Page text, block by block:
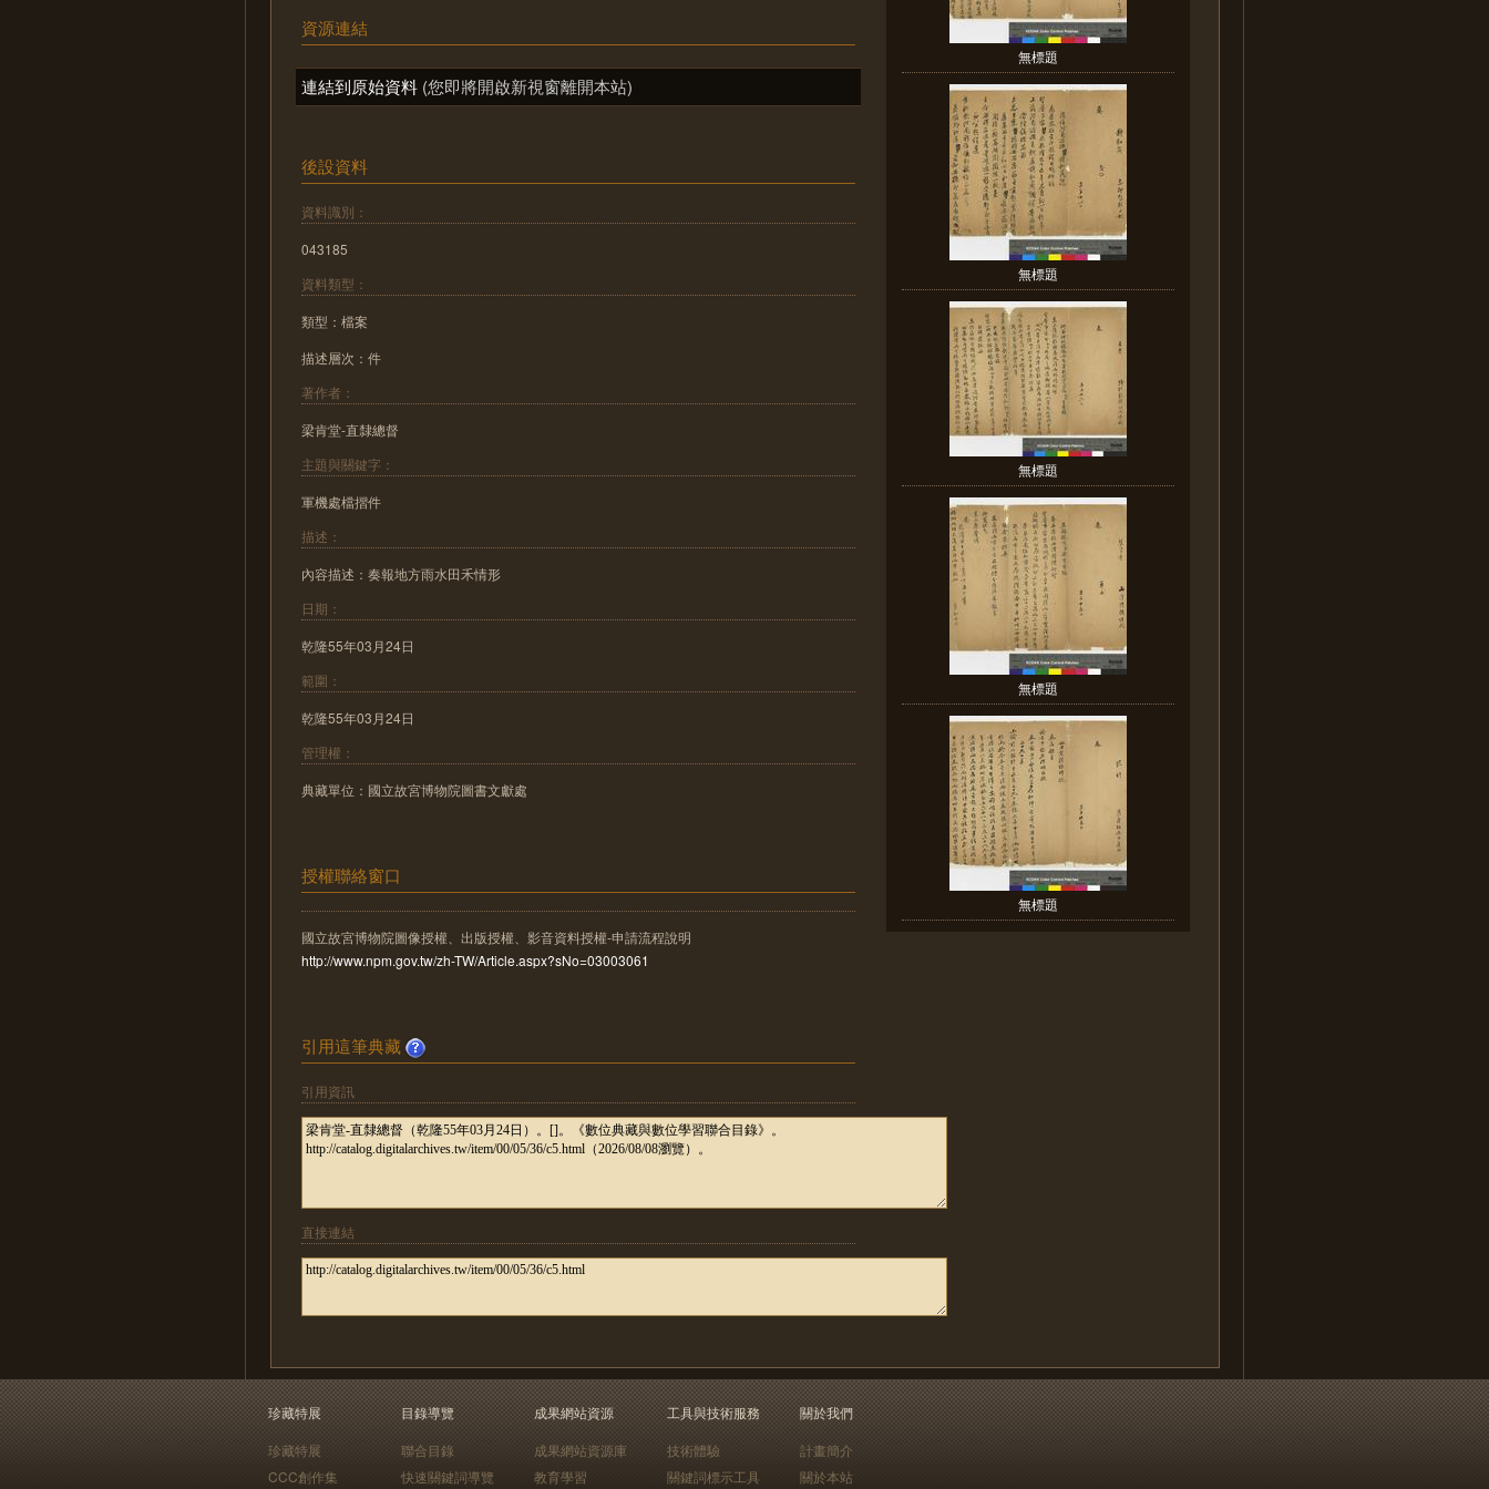
資源連結
連結到原始資料 (您即將開啟新視窗離開本站)
後設資料
資料識別：
043185
資料類型：
類型：檔案
描述層次：件
著作者：
梁肯堂-直隸總督
主題與關鍵字：
軍機處檔摺件
描述：
內容描述：奏報地方雨水田禾情形
日期：
乾隆55年03月24日
範圍：
乾隆55年03月24日
管理權：
典藏單位：國立故宮博物院圖書文獻處
授權聯絡窗口
國立故宮博物院圖像授權、出版授權、影音資料授權-申請流程說明
http://www.npm.gov.tw/zh-TW/Article.aspx?sNo=03003061
引用這筆典藏
引用資訊
直接連結
無標題
無標題
無標題
無標題
無標題
珍藏特展
珍藏特展
CCC創作集
目錄導覽
聯合目錄
快速關鍵詞導覽
成果網站資源
成果網站資源庫
教育學習
工具與技術服務
技術體驗
關鍵詞標示工具
關於我們
計畫簡介
關於本站